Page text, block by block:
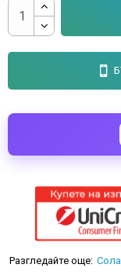
Разгледайте още: